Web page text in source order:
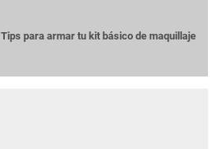
Tips para armar tu kit básico de maquillaje